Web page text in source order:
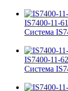
IS7400-11-
Система
IS7400-11-
Система